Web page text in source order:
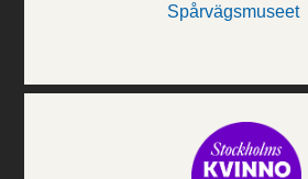
Spårvägsmuseet